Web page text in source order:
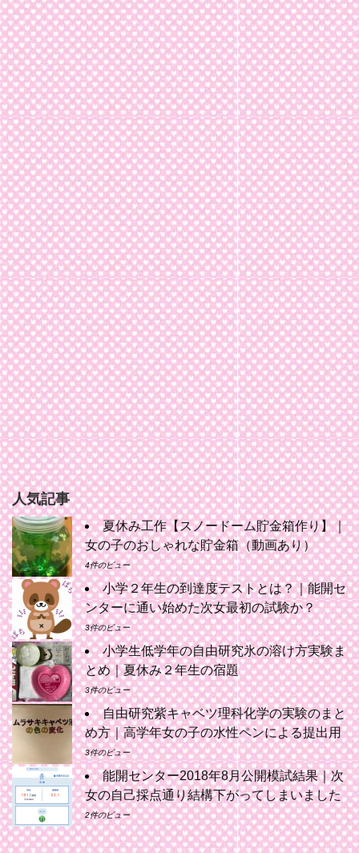
人気記事
夏休み工作【スノードーム貯金箱作り】｜
女の子のおしゃれな貯金箱（動画あり）
4件のビュー
小学２年生の到達度テストとは？｜能開セ
ンターに通い始めた次女最初の試験か？
3件のビュー
小学生低学年の自由研究氷の溶け方実験ま
とめ｜夏休み２年生の宿題
3件のビュー
自由研究紫キャベツ理科化学の実験のまと
め方｜高学年女の子の水性ペンによる提出用
3件のビュー
能開センター2018年8月公開模試結果｜次
女の自己採点通り結構下がってしまいました
2件のビュー